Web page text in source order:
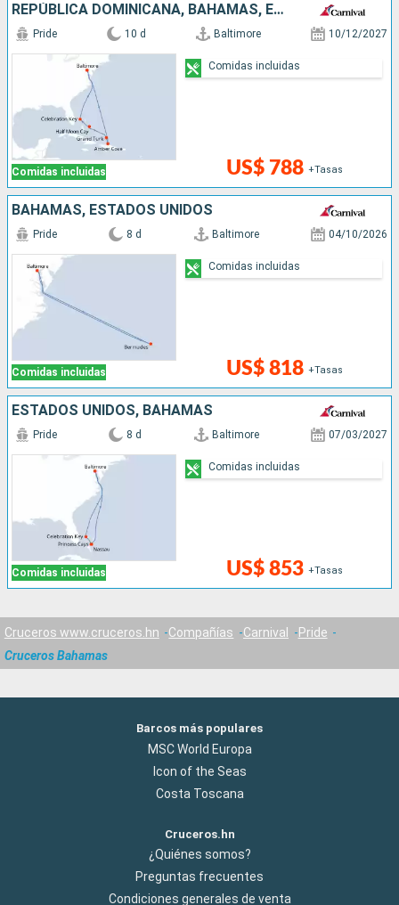
REPÚBLICA DOMINICANA, BAHAMAS, ESTADOS UNIDOS
Comidas incluidas
Pride 10 d Baltimore 10/12/2027
US$ 788 +Tasas
Comidas incluidas
BAHAMAS, ESTADOS UNIDOS
Comidas incluidas
Pride 8 d Baltimore 04/10/2026
US$ 818 +Tasas
Comidas incluidas
ESTADOS UNIDOS, BAHAMAS
Comidas incluidas
Pride 8 d Baltimore 07/03/2027
US$ 853 +Tasas
Comidas incluidas
Cruceros www.cruceros.hn Compañías Carnival
Pride
Cruceros Bahamas
Barcos más populares
MSC World Europa
Icon of the Seas
Costa Toscana
Cruceros.hn
¿Quiénes somos?
Preguntas frecuentes
Condiciones generales de venta